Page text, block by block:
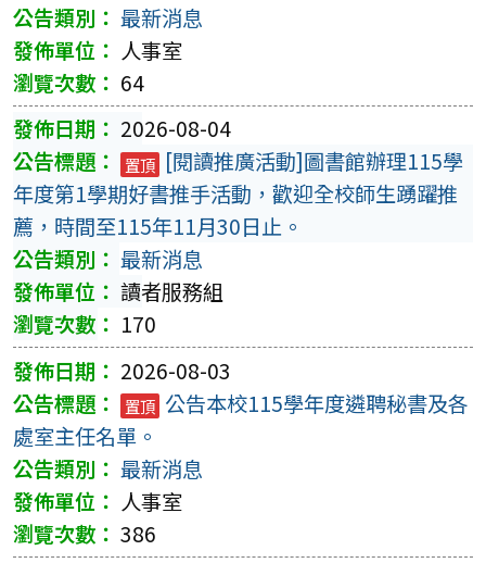
最新消息
人事室
64
2026-08-04
置頂 [閱讀推廣活動]圖書館辦理115學
年度第1學期好書推手活動，歡迎全校師生踴躍推
薦，時間至115年11月30日止。
最新消息
讀者服務組
170
2026-08-03
置頂 公告本校115學年度遴聘秘書及各
處室主任名單。
最新消息
人事室
386